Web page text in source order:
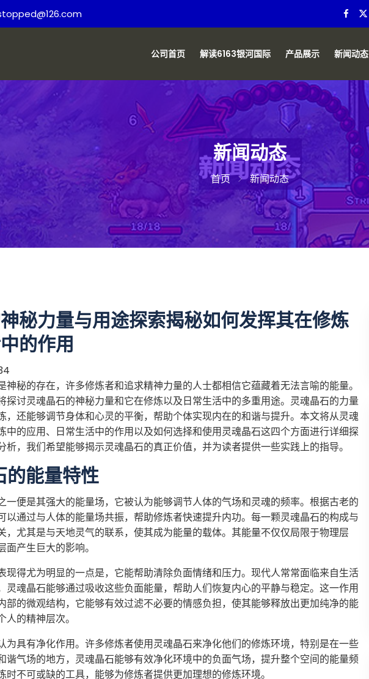
公司首页 解读6163银河国际 产品展示 新闻动态
新闻动态
首页 新闻动态
秘力量与用途探索揭秘如何发挥其在修炼
的作用
神秘的存在，许多修炼者和追求精神力量的人士都相信它蕴藏着无法言喻的能量。
探讨灵魂晶石的神秘力量和它在修炼以及日常生活中的多重用途。灵魂晶石的力量
，还能够调节身体和心灵的平衡，帮助个体实现内在的和谐与提升。本文将从灵魂
中的应用、日常生活中的作用以及如何选择和使用灵魂晶石这四个方面进行详细探
析，我们希望能够揭示灵魂晶石的真正价值，并为读者提供一些实践上的指导。
的能量特性
一便是其强大的能量场，它被认为能够调节人体的气场和灵魂的频率。根据古老的
以通过与人体的能量场共振，帮助修炼者快速提升内功。每一颗灵魂晶石的构成与
，尤其是与天地灵气的联系，使其成为能量的载体。其能量不仅仅局限于物理层
产生巨大的影响。
现得尤为明显的一点是，它能帮助清除负面情绪和压力。现代人常常面临来自生活
灵魂晶石能够通过吸收这些负面能量，帮助人们恢复内心的平静与稳定。这一作用
部的微观结构，它能够有效过滤不必要的情感负担，使其能够释放出更加纯净的能
的精神层次。
为具有净化作用。许多修炼者使用灵魂晶石来净化他们的修炼环境，特别是在一些
谐气场的地方，灵魂晶石能够有效净化环境中的负面气场，提升整个空间的能量频
时不可或缺的工具，能够为修炼者提供更加理想的修炼环境。